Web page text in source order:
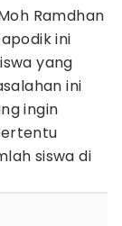
Ramdhan
ini
yang
ini
ingin
siswa di